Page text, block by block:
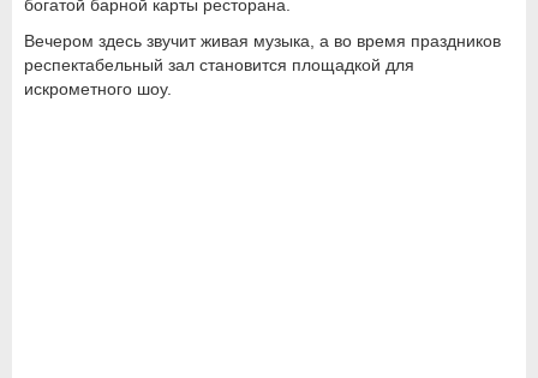
богатой барной карты ресторана.
Вечером здесь звучит живая музыка, а во время праздников
респектабельный зал становится площадкой для
искрометного шоу.